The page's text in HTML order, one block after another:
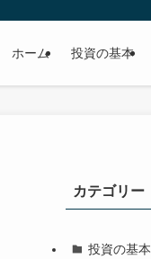
ホーム 投資の基本
カテゴリー
投資の基本